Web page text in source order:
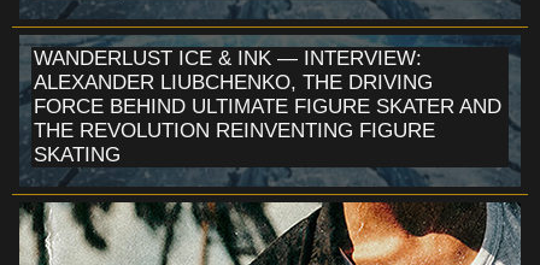
WANDERLUST ICE & INK — INTERVIEW:
ALEXANDER LIUBCHENKO, THE DRIVING
FORCE BEHIND ULTIMATE FIGURE SKATER AND
THE REVOLUTION REINVENTING FIGURE
SKATING